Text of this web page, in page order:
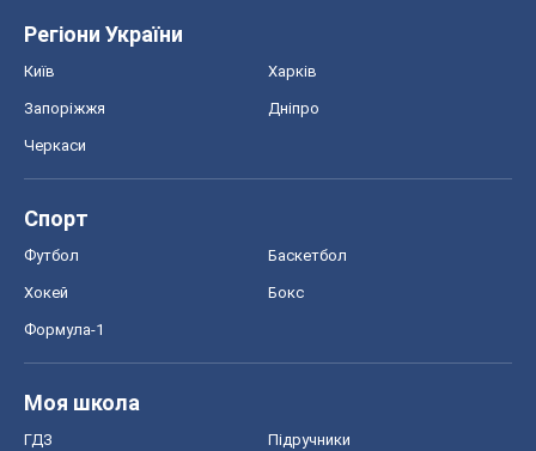
Регіони України
Київ Харків
Запоріжжя Дніпро
Черкаси
Спорт
Футбол Баскетбол
Хокей Бокс
Формула-1
Моя школа
ГДЗ Підручники